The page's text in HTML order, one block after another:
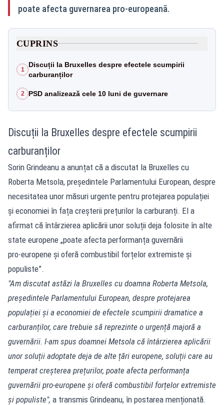
poate afecta guvernarea pro‑europeană.
CUPRINS
1
Discuții la Bruxelles despre efectele scumpirii
carburanților
2 PSD analizează cele 10 luni de guvernare
Discuții la Bruxelles despre efectele scumpirii
carburanților
Sorin Grindeanu a anunțat că a discutat la Bruxelles cu
Roberta Metsola, președintele Parlamentului European, despre
necesitatea unor măsuri urgente pentru protejarea populației
și economiei în fața creșterii prețurilor la carburanți. El a
afirmat că întârzierea aplicării unor soluții deja folosite în alte
state europene „poate afecta performanța guvernării
pro‑europene și oferă combustibil forțelor extremiste și
populiste”.
"Am discutat astăzi la Bruxelles cu doamna Roberta Metsola,
președintele Parlamentului European, despre protejarea
populației și a economiei de efectele scumpirii dramatice a
carburanților, care trebuie să reprezinte o urgență majoră a
guvernării. I-am spus doamnei Metsola că întârzierea aplicării
unor soluții adoptate deja de alte țări europene, soluții care au
temperat creșterea prețurilor, poate afecta performanța
guvernării pro-europene și oferă combustibil forțelor extremiste
și populiste", a transmis Grindeanu, în postarea menționată.